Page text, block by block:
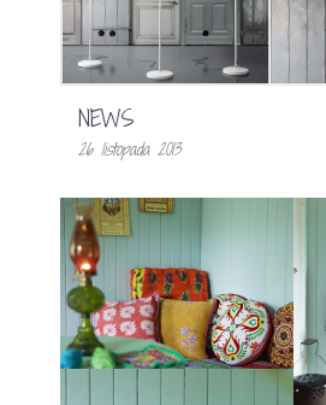
NEWS
26 listopada 2013